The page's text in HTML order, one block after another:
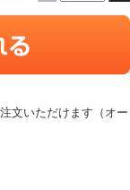
文いただけます（オー